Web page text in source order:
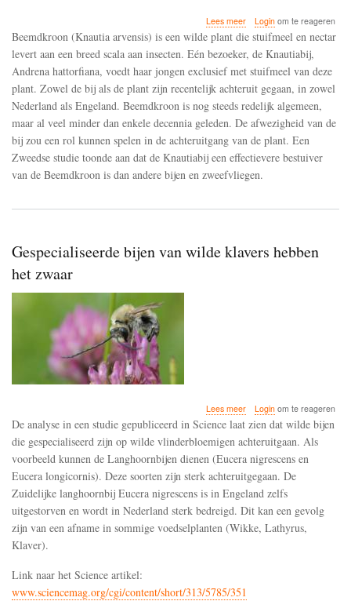
Lees meerover
en
de
Beemdkroon
beide
achteruit
Loginom te reageren
Beemdkroon (Knautia arvensis) is een wilde plant die stuifmeel en nectar
levert aan een breed scala aan insecten. Eén bezoeker, de Knautiabij,
Andrena hattorfiana, voedt haar jongen exclusief met stuifmeel van deze
plant. Zowel de bij als de plant zijn recentelijk achteruit gegaan, in zowel
Nederland als Engeland. Beemdkroon is nog steeds redelijk algemeen,
maar al veel minder dan enkele decennia geleden. De afwezigheid van de
bij zou een rol kunnen spelen in de achteruitgang van de plant. Een
Zweedse studie toonde aan dat de Knautiabij een effectievere bestuiver
van de Beemdkroon is dan andere bijen en zweefvliegen.
Gespecialiseerde bijen van wilde klavers hebben
het zwaar
Lees meerover
Gespecialiseerde
van
wilde
klavers
hebben
het
zwaar
Loginom te reageren
De analyse in een studie gepubliceerd in Science laat zien dat wilde bijen
die gespecialiseerd zijn op wilde vlinderbloemigen achteruitgaan. Als
voorbeeld kunnen de Langhoornbijen dienen (Eucera nigrescens en
Eucera longicornis). Deze soorten zijn sterk achteruitgegaan. De
Zuidelijke langhoornbij Eucera nigrescens is in Engeland zelfs
uitgestorven en wordt in Nederland sterk bedreigd. Dit kan een gevolg
zijn van een afname in sommige voedselplanten (Wikke, Lathyrus,
Klaver).
Link naar het Science artikel:
www.sciencemag.org/cgi/content/short/313/5785/351